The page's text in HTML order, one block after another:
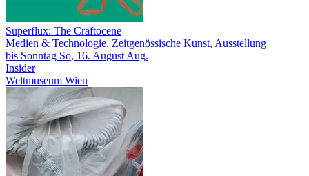
Superflux: The Craftocene
Medien & Technologie, Zeitgenössische Kunst, Ausstellung
bis Sonntag So, 16. August Aug.
Insider
Weltmuseum Wien